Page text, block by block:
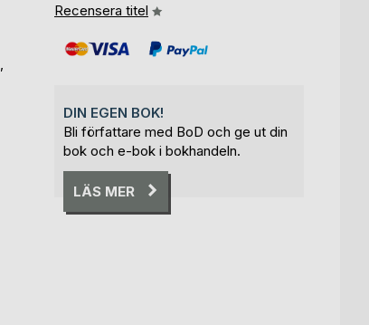
Recensera titel
DIN EGEN BOK!
Bli författare med BoD och ge ut din
bok och e-bok i bokhandeln.
LÄS MER